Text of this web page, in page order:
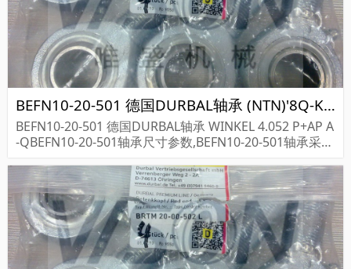
BEFN10-20-501 德国DURBAL轴承 (NTN)'8Q-KBK10X14X12.5X1
BEFN10-20-501 德国DURBAL轴承 WINKEL 4.052 P+AP A
-QBEFN10-20-501轴承尺寸参数,BEFN10-20-501轴承采购